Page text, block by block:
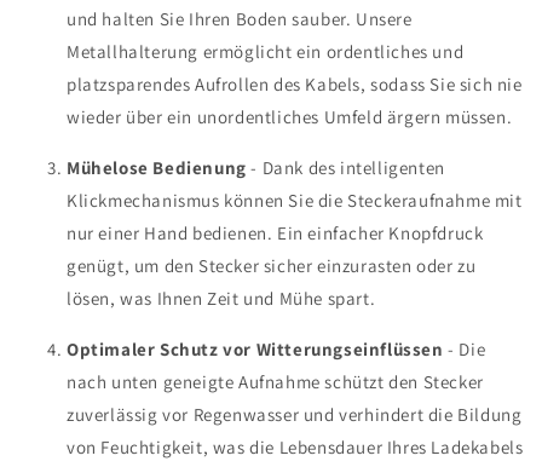
und halten Sie Ihren Boden sauber. Unsere
Metallhalterung ermöglicht ein ordentliches und
platzsparendes Aufrollen des Kabels, sodass Sie sich nie
wieder über ein unordentliches Umfeld ärgern müssen.
Mühelose Bedienung - Dank des intelligenten
Klickmechanismus können Sie die Steckeraufnahme mit
nur einer Hand bedienen. Ein einfacher Knopfdruck
genügt, um den Stecker sicher einzurasten oder zu
lösen, was Ihnen Zeit und Mühe spart.
Optimaler Schutz vor Witterungseinflüssen - Die
nach unten geneigte Aufnahme schützt den Stecker
zuverlässig vor Regenwasser und verhindert die Bildung
von Feuchtigkeit, was die Lebensdauer Ihres Ladekabels